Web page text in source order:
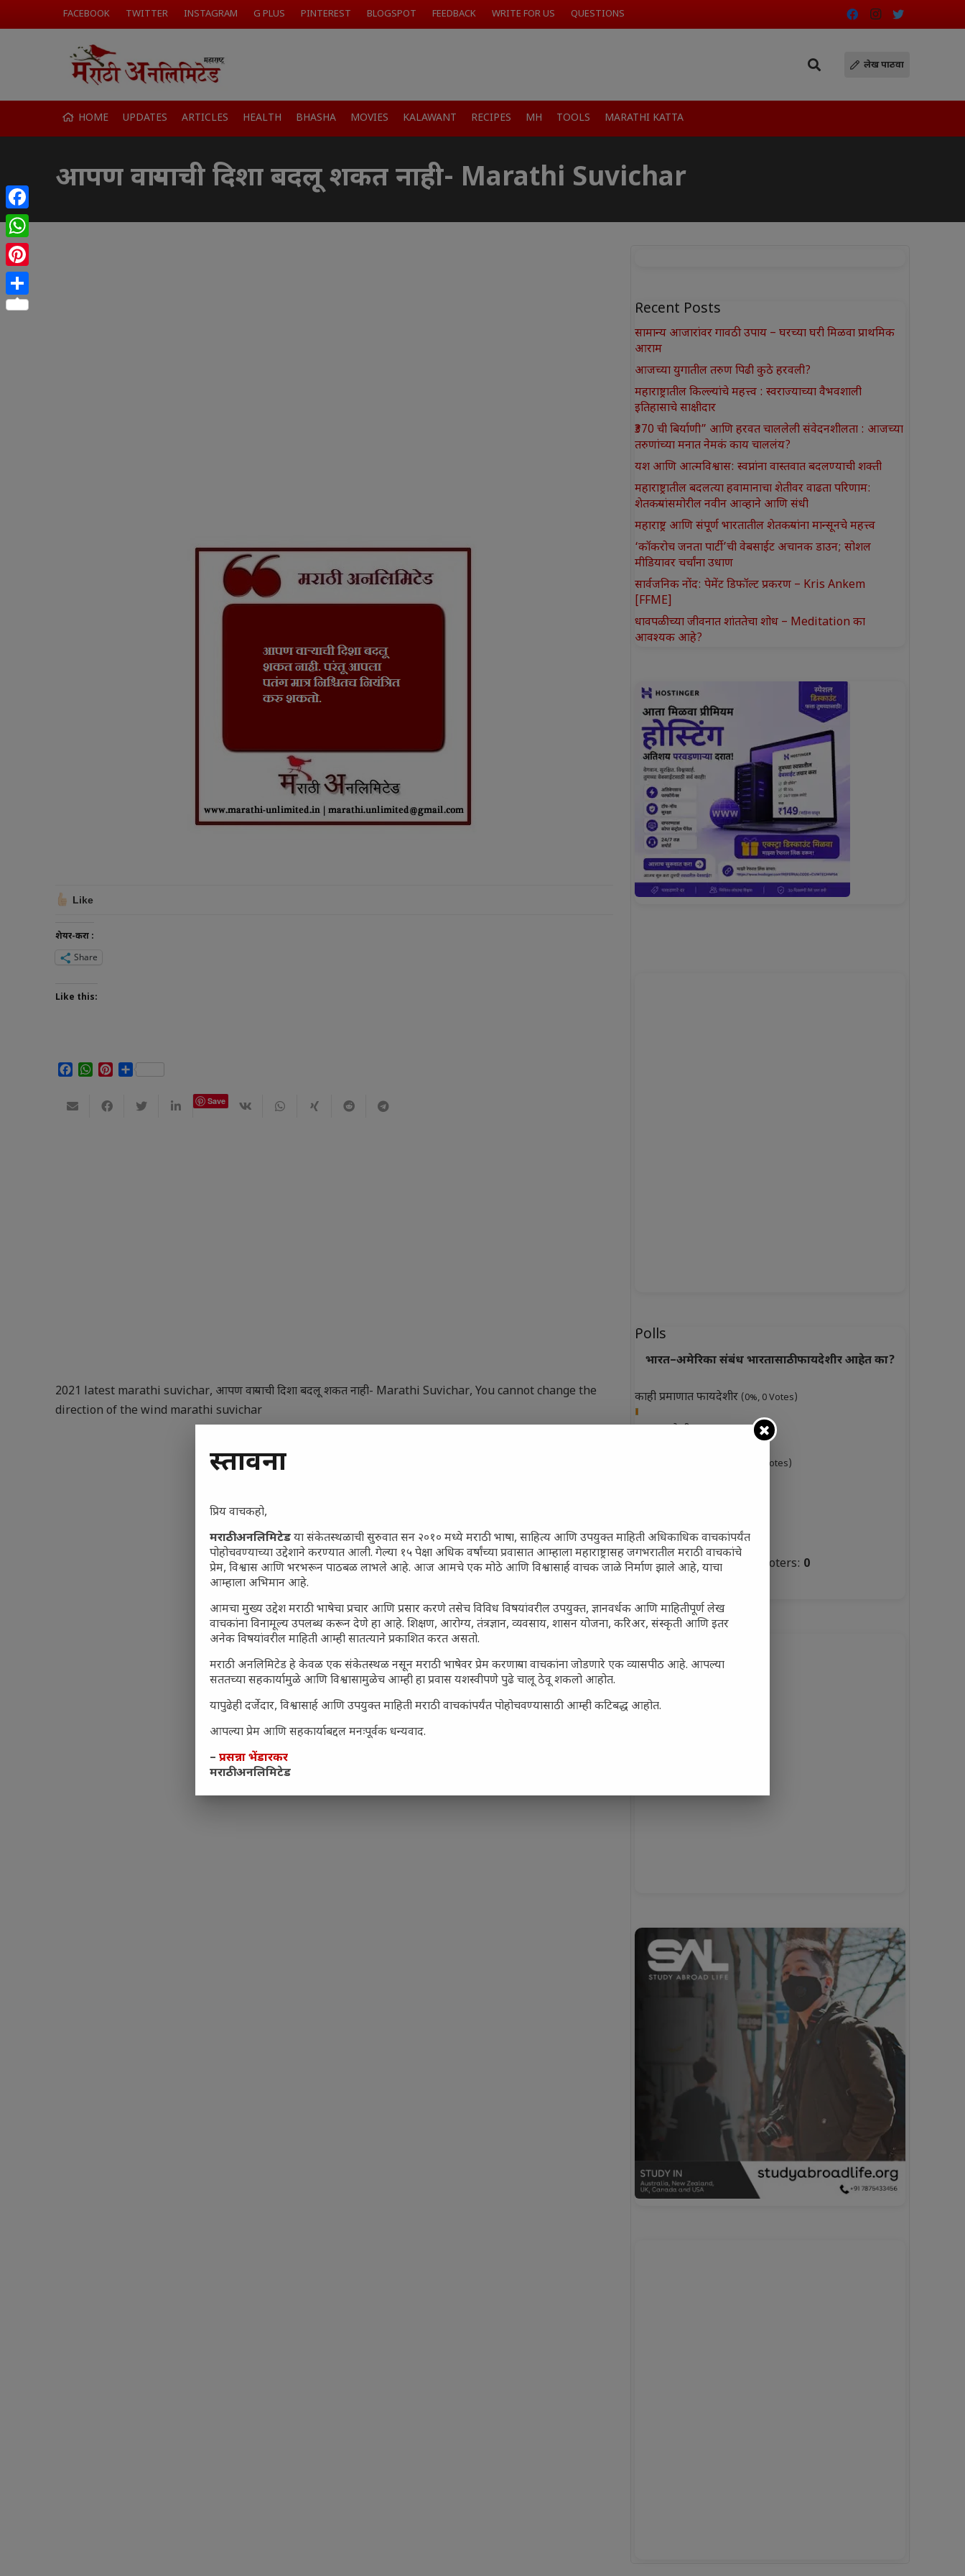
FACEBOOK TWITTER INSTAGRAM G PLUS PINTEREST BLOGSPOT FEEDBACK WRITE FOR US QUESTIONS
लेख पाठवा
HOME UPDATES ARTICLES HEALTH BHASHA MOVIES KALAWANT RECIPES MH TOOLS MARATHI KATTA
आपण वाऱ्याची दिशा बदलू शकत नाही- Marathi Suvichar
Like
शेयर-करा :
Share
Like this:
Facebook
WhatsApp
Pinterest
Share
Save
2021 latest marathi suvichar, आपण वाऱ्याची दिशा बदलू शकत नाही- Marathi Suvichar, You cannot change the
direction of the wind marathi suvichar
Recent Posts
सामान्य आजारांवर गावठी उपाय – घरच्या घरी मिळवा प्राथमिक
आराम
आजच्या युगातील तरुण पिढी कुठे हरवली?
महाराष्ट्रातील किल्ल्यांचे महत्त्व : स्वराज्याच्या वैभवशाली
इतिहासाचे साक्षीदार
₹370 ची बिर्याणी” आणि हरवत चाललेली संवेदनशीलता : आजच्या
तरुणांच्या मनात नेमकं काय चाललंय?
यश आणि आत्मविश्वास: स्वप्नांना वास्तवात बदलण्याची शक्ती
महाराष्ट्रातील बदलत्या हवामानाचा शेतीवर वाढता परिणाम:
शेतकऱ्यांसमोरील नवीन आव्हाने आणि संधी
महाराष्ट्र आणि संपूर्ण भारतातील शेतकऱ्यांना मान्सूनचे महत्त्व
‘कॉकरोच जनता पार्टी’ची वेबसाईट अचानक डाउन; सोशल
मीडियावर चर्चांना उधाण
सार्वजनिक नोंद: पेमेंट डिफॉल्ट प्रकरण – Kris Ankem
[FFME]
धावपळीच्या जीवनात शांततेचा शोध – Meditation का
आवश्यक आहे?
Polls
भारत–अमेरिका संबंध भारतासाठी फायदेशीर आहेत का?
काही प्रमाणात फायदेशीर (0%, 0 Votes)
(0%, 3 Votes)
(0%, 0 Votes)
तटस्थ(0%, 3 Votes)
Total Voters: 0
Facebook
WhatsApp
Pinterest
Share
प्रस्तावना
प्रिय वाचकहो,
मराठी अनलिमिटेडया संकेतस्थळाची सुरुवात सन २०१० मध्ये मराठी भाषा, साहित्य आणि उपयुक्त माहिती अधिकाधिक वाचकांपर्यंत
पोहोचवण्याच्या उद्देशाने करण्यात आली. गेल्या १५ पेक्षा अधिक वर्षांच्या प्रवासात आम्हाला महाराष्ट्रासह जगभरातील मराठी वाचकांचे
प्रेम, विश्वास आणि भरभरून पाठबळ लाभले आहे. आज आमचे एक मोठे आणि विश्वासार्ह वाचक जाळे निर्माण झाले आहे, याचा
आम्हाला अभिमान आहे.
आमचा मुख्य उद्देश मराठी भाषेचा प्रचार आणि प्रसार करणे तसेच विविध विषयांवरील उपयुक्त, ज्ञानवर्धक आणि माहितीपूर्ण लेख
वाचकांना विनामूल्य उपलब्ध करून देणे हा आहे. शिक्षण, आरोग्य, तंत्रज्ञान, व्यवसाय, शासन योजना, करिअर, संस्कृती आणि इतर
अनेक विषयांवरील माहिती आम्ही सातत्याने प्रकाशित करत असतो.
मराठी अनलिमिटेड हे केवळ एक संकेतस्थळ नसून मराठी भाषेवर प्रेम करणाऱ्या वाचकांना जोडणारे एक व्यासपीठ आहे. आपल्या
सततच्या सहकार्यामुळे आणि विश्वासामुळेच आम्ही हा प्रवास यशस्वीपणे पुढे चालू ठेवू शकलो आहोत.
यापुढेही दर्जेदार, विश्वासार्ह आणि उपयुक्त माहिती मराठी वाचकांपर्यंत पोहोचवण्यासाठी आम्ही कटिबद्ध आहोत.
आपल्या प्रेम आणि सहकार्याबद्दल मनःपूर्वक धन्यवाद.
– प्रसन्ना भेंडारकर
मराठी अनलिमिटेड